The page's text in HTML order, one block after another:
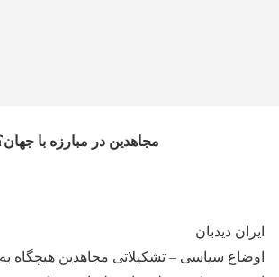
مجاهدین در مبارزه با
ایران دیدبان
اوضاع سیاسی – تشکیلاتی مجاهدین هیچگاه